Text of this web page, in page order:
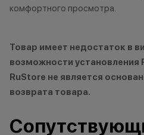
Баллы начисляются
публичной офертой.
нашем колл-центре.
комфортного просмотра.
Товар имеет недостаток в
возможности установления
RuStore не является
возврата товара.